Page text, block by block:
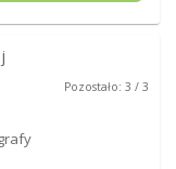
Pozostało: 3 / 3